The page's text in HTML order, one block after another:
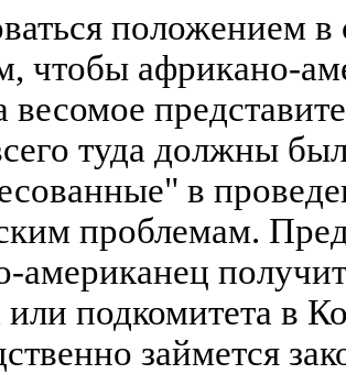
положением
чтобы африкано-
весомое
туда должны
в
проблемам.
американец
или подкомитета в
займется